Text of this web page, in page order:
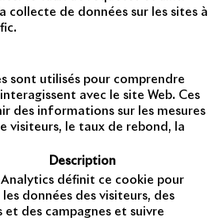
collecte de données sur les sites à
sont utilisés pour comprendre
avec le site Web. Ces
des informations sur les mesures
visiteurs, le taux de rebond, la
Description
définit ce cookie pour
les données des visiteurs, des
et des campagnes et suivre